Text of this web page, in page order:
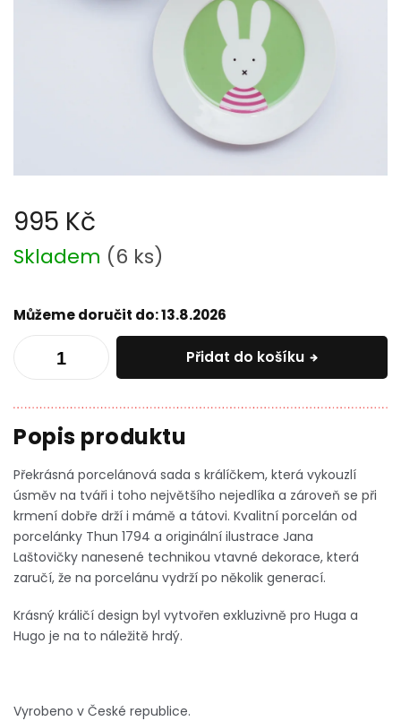
995 Kč
Měrná
cena:
Skladem (6 ks)
Můžeme doručit do:13.8.2026
Přidat do košíku
Překrásná porcelánová sada s králíčkem, která vykouzlí
úsměv na tváři i toho největšího nejedlíka a zároveň se při
krmení dobře drží i mámě a tátovi. Kvalitní porcelán od
porcelánky Thun 1794 a originální ilustrace Jana
Laštovičky nanesené technikou vtavné dekorace, která
zaručí, že na porcelánu vydrží po několik generací.
Krásný králičí design byl vytvořen exkluzivně pro Huga a
Hugo je na to náležitě hrdý.
Vyrobeno v České republice.